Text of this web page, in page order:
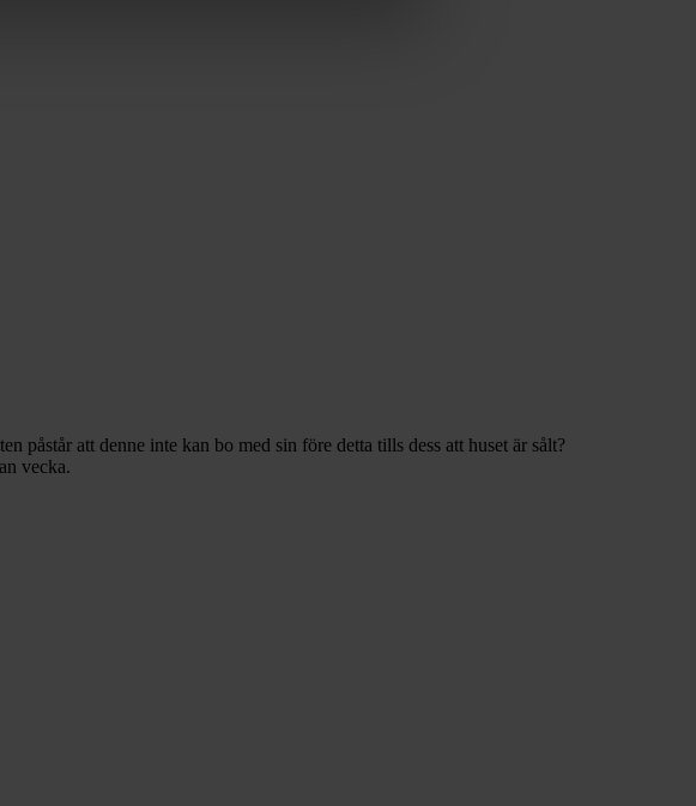
påstår att denne inte kan bo med sin före detta tills dess att huset är sålt?
vecka.